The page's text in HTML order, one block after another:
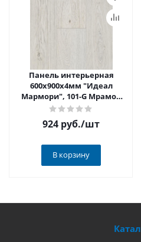
Панель интерьерная
600х900х4мм "Идеал
Мармори", 101-G Мрамор
белый глянцевый
924 руб./шт
В корзину